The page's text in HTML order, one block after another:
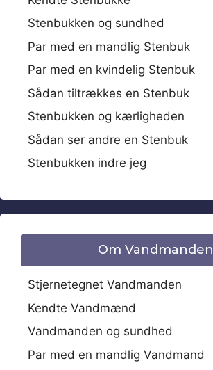
Stenbukken og sundhed
Par med en mandlig Stenbuk
Par med en kvindelig Stenbuk
Sådan tiltrækkes en Stenbuk
Stenbukken og kærligheden
Sådan ser andre en Stenbuk
Stenbukken indre jeg
Om Vandmanden
Stjernetegnet Vandmanden
Kendte Vandmænd
Vandmanden og sundhed
Par med en mandlig Vandmand